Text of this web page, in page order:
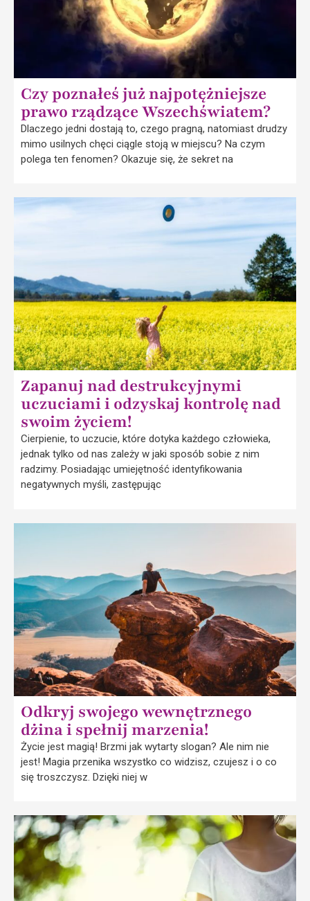
Czy poznałeś już najpotężniejsze
prawo rządzące Wszechświatem?
Dlaczego jedni dostają to, czego pragną, natomiast drudzy
mimo usilnych chęci ciągle stoją w miejscu? Na czym
polega ten fenomen? Okazuje się, że sekret na
Zapanuj nad destrukcyjnymi
uczuciami i odzyskaj kontrolę nad
swoim życiem!
Cierpienie, to uczucie, które dotyka każdego człowieka,
jednak tylko od nas zależy w jaki sposób sobie z nim
radzimy. Posiadając umiejętność identyfikowania
negatywnych myśli, zastępując
Odkryj swojego wewnętrznego
dżina i spełnij marzenia!
Życie jest magią! Brzmi jak wytarty slogan? Ale nim nie
jest! Magia przenika wszystko co widzisz, czujesz i o co
się troszczysz. Dzięki niej w